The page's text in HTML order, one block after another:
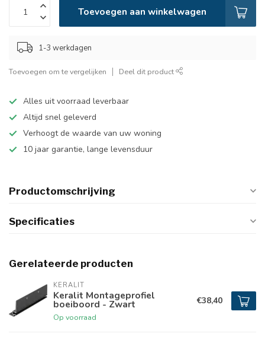
Toevoegen aan winkelwagen
1-3 werkdagen
Toevoegen om te vergelijken Deel dit product
Alles uit voorraad leverbaar
Altijd snel geleverd
Verhoogt de waarde van uw woning
10 jaar garantie, lange levensduur
Productomschrijving
Specificaties
Gerelateerde producten
KERALIT
Keralit Montageprofiel
boeiboord - Zwart
Op voorraad
€38,40